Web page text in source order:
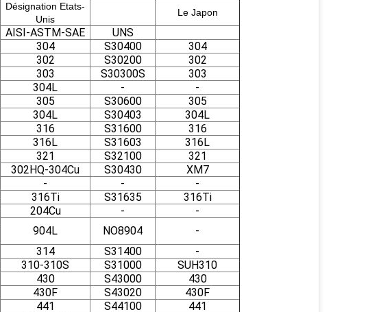
Désignation Etats-
Unis
Le Japon
AISI-ASTM-SAE UNS
304 S30400
304
302 S30200
302
303 S30300S
303
304L -
-
305 S30600
305
304L S30403
304L
316 S31600
316
316L S31603
316L
321 S32100
321
302HQ-304Cu S30430
XM7
- -
-
316Ti S31635
316Ti
204Cu -
-
904L NO8904
-
314 S31400
-
310-310S S31000 SUH310
430 S43000
430
430F S43020
430F
441 S44100
441